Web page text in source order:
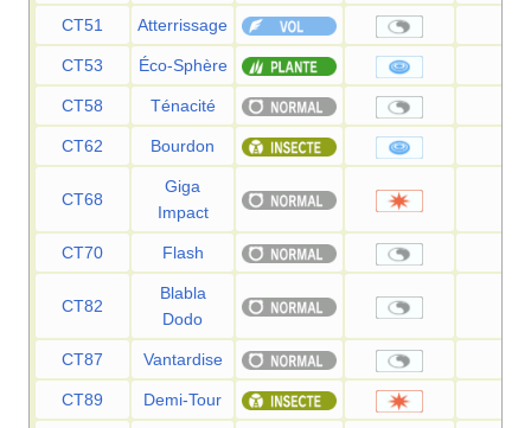
CT51 Atterrissage
CT53 Éco-Sphère
CT58 Ténacité
CT62 Bourdon
CT68
Giga
Impact
CT70 Flash
CT82
Blabla
Dodo
CT87 Vantardise
CT89 Demi-Tour